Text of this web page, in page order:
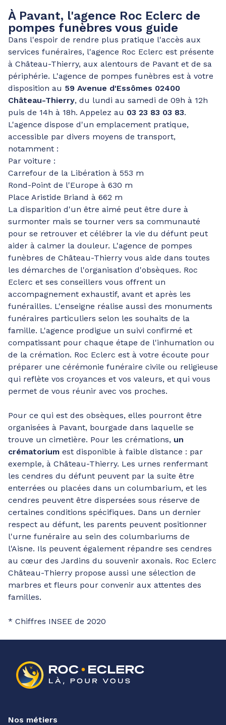
À Pavant, l'agence Roc Eclerc de
pompes funèbres vous guide
Dans l'espoir de rendre plus pratique l'accès aux
services funéraires, l'agence Roc Eclerc est présente
à Château-Thierry, aux alentours de Pavant et de sa
périphérie. L'agence de pompes funèbres est à votre
disposition au 59 Avenue d'Essômes 02400
Château-Thierry, du lundi au samedi de 09h à 12h
puis de 14h à 18h. Appelez au 03 23 83 03 83.
L'agence dispose d'un emplacement pratique,
accessible par divers moyens de transport,
notamment :
Par voiture :
Carrefour de la Libération à 553 m
Rond-Point de l'Europe à 630 m
Place Aristide Briand à 662 m
La disparition d'un être aimé peut être dure à
surmonter mais se tourner vers sa communauté
pour se retrouver et célébrer la vie du défunt peut
aider à calmer la douleur. L'agence de pompes
funèbres de Château-Thierry vous aide dans toutes
les démarches de l'organisation d'obsèques. Roc
Eclerc et ses conseillers vous offrent un
accompagnement exhaustif, avant et après les
funérailles. L'enseigne réalise aussi des monuments
funéraires particuliers selon les souhaits de la
famille. L'agence prodigue un suivi confirmé et
compatissant pour chaque étape de l'inhumation ou
de la crémation. Roc Eclerc est à votre écoute pour
préparer une cérémonie funéraire civile ou religieuse
qui reflète vos croyances et vos valeurs, et qui vous
permet de vous réunir avec vos proches.
Pour ce qui est des obsèques, elles pourront être
organisées à Pavant, bourgade dans laquelle se
trouve un cimetière. Pour les crémations, un
crématorium est disponible à faible distance : par
exemple, à Château-Thierry. Les urnes renfermant
les cendres du défunt peuvent par la suite être
enterrées ou placées dans un columbarium, et les
cendres peuvent être dispersées sous réserve de
certaines conditions spécifiques. Dans un dernier
respect au défunt, les parents peuvent positionner
l'urne funéraire au sein des columbariums de
l'Aisne. Ils peuvent également répandre ses cendres
au cœur des Jardins du souvenir axonais. Roc Eclerc
Château-Thierry propose aussi une sélection de
marbres et fleurs pour convenir aux attentes des
familles.
* Chiffres INSEE de 2020
Nos métiers